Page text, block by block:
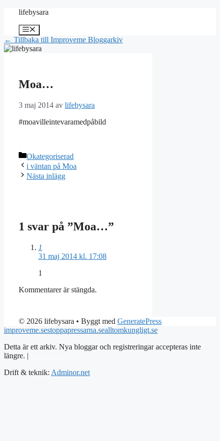
Hoppa
innehåll
lifebysara
Meny
← Tillbaka till Improveme Bloggarkiv
Moa…
3 maj 2014 av lifebysara
#moavilleintevaramedpåbild
Kategorier
Okategoriserad
i väntan på Moa
Nästa inlägg
1 svar på ”Moa…”
1
31 maj 2014 kl. 17:08
1
Kommentarer är stängda.
© 2026 lifebysara • Byggt med GeneratePress
improveme.sestoppapressarna.sealltomkungligt.se
Detta är ett arkiv. Nya bloggar och registreringar accepteras inte
längre. |
Drift & teknik: Adminor.net